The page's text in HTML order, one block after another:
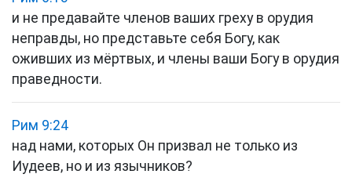
и не предавайте членов ваших греху в орудия
неправды, но представьте себя Богу, как
оживших из мёртвых, и члены ваши Богу в орудия
праведности.
Рим 9:24
над нами, которых Он призвал не только из
Иудеев, но и из язычников?